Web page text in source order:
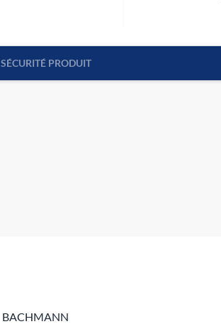
SÉCURITÉ PRODUIT
BACHMANN